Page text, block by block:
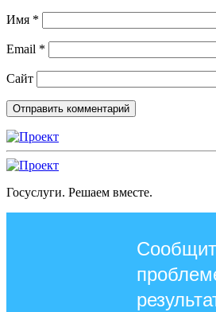
Имя *
Email *
Сайт
Госуслуги. Решаем вместе.